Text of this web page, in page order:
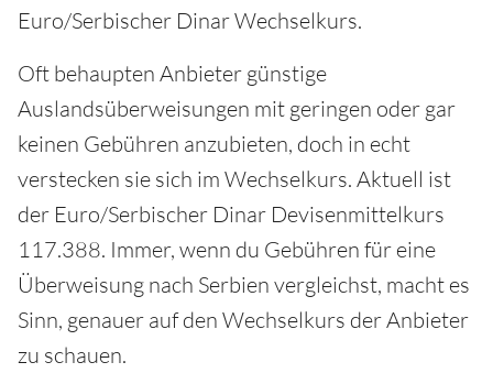
Euro/Serbischer Dinar Wechselkurs.
Oft behaupten Anbieter günstige
Auslandsüberweisungen mit geringen oder gar
keinen Gebühren anzubieten, doch in echt
verstecken sie sich im Wechselkurs. Aktuell ist
der Euro/Serbischer Dinar Devisenmittelkurs
117.388. Immer, wenn du Gebühren für eine
Überweisung nach Serbien vergleichst, macht es
Sinn, genauer auf den Wechselkurs der Anbieter
zu schauen.